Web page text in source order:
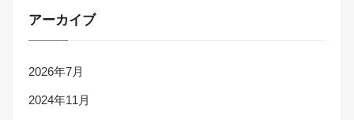
アーカイブ
2026年7月
2024年11月